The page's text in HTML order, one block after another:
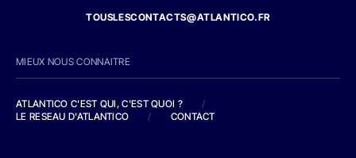
TOUSLESCONTACTS@ATLANTICO.FR
MIEUX NOUS CONNAITRE
ATLANTICO C'EST QUI, C'EST QUOI ?
/
LE RESEAU D'ATLANTICO
/ CONTACT